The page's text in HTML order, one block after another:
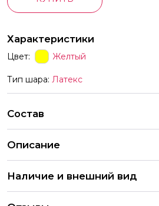
Характеристики
Цвет: Желтый
Тип шара: Латекс
Состав
Описание
Наличие и внешний вид